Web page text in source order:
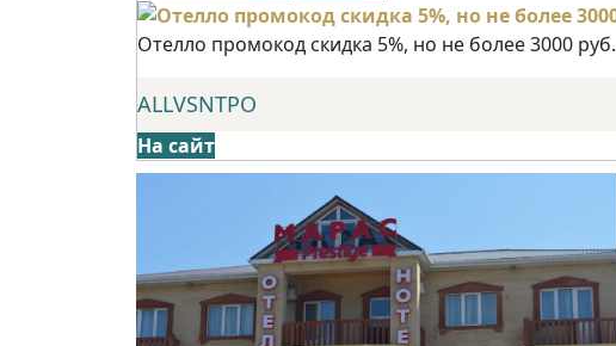
Отелло промокод скидка 5%, но не более 3000 руб.
ALLVSNTPO
На сайт